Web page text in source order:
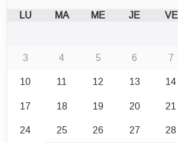
LU MA ME JE VE
3
4 5 6 7
10
11 12 13 14
17
18 19 20 21
24
25 26 27 28